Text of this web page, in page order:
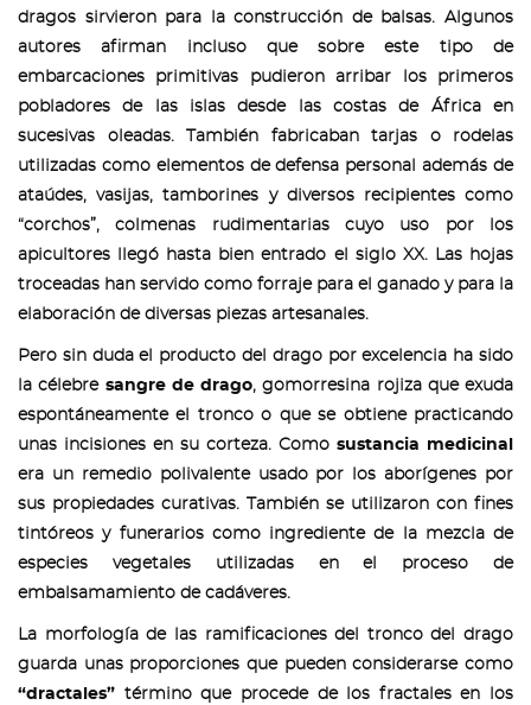
dragos sirvieron para la construcción de balsas. Algunos
autores afirman incluso que sobre este tipo de
embarcaciones primitivas pudieron arribar los primeros
pobladores de las islas desde las costas de África en
sucesivas oleadas. También fabricaban tarjas o rodelas
utilizadas como elementos de defensa personal además de
ataúdes, vasijas, tamborines y diversos recipientes como
“corchos”, colmenas rudimentarias cuyo uso por los
apicultores llegó hasta bien entrado el siglo XX. Las hojas
troceadas han servido como forraje para el ganado y para la
elaboración de diversas piezas artesanales.
Pero sin duda el producto del drago por excelencia ha sido
la célebre sangre de drago, gomorresina rojiza que exuda
espontáneamente el tronco o que se obtiene practicando
unas incisiones en su corteza. Como sustancia medicinal
era un remedio polivalente usado por los aborígenes por
sus propiedades curativas. También se utilizaron con fines
tintóreos y funerarios como ingrediente de la mezcla de
especies vegetales utilizadas en el proceso de
embalsamamiento de cadáveres.
La morfología de las ramificaciones del tronco del drago
guarda unas proporciones que pueden considerarse como
“dractales” término que procede de los fractales en los